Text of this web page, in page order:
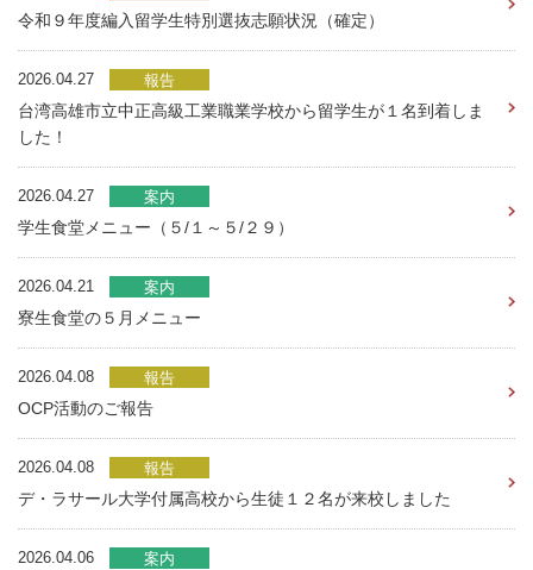
令和９年度編入留学生特別選抜志願状況（確定）
2026.04.27 報告
台湾高雄市立中正高級工業職業学校から留学生が１名到着しま
した！
2026.04.27 案内
学生食堂メニュー（５/１～５/２９）
2026.04.21 案内
寮生食堂の５月メニュー
2026.04.08 報告
OCP活動のご報告
2026.04.08 報告
デ・ラサール大学付属高校から生徒１２名が来校しました
2026.04.06 案内